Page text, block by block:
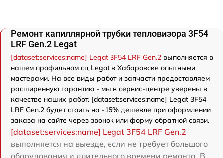
Ремонт капиллярной трубки тепловизора 3F54
LRF Gen.2 Legat
[dataset:services:name] Legat 3F54 LRF Gen.2 выполняется в
нашем профильном сц Legat в Хабаровске опытными
мастерами. На все виды работ и запчасти предоставляем
расширенную гарантию - мы в сервис-центре уверены в
качестве наших работ. [dataset:services:name] Legat 3F54
LRF Gen.2 будет стоить на -15% дешевле при оформлении
заказа на сайте через звонок или форму обратной связи.
[dataset:services:name] Legat 3F54 LRF Gen.2
выполняется на выезде, если не требует большого
оборудования и длительного времени ремонта. В